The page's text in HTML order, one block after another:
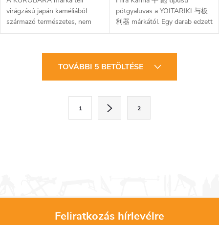
virágzású japán kaméliából
származó természetes, nem
kiszáradó olaja szénacél
és kések védelmére tervezve,
amelyek egyébként...
pótgyaluvas a YOITARIKI 与板
利器 márkától. Egy darab edzett
kemény szénacél gyaluvas 42
á
TOVÁBBI 5 BETÖLTÉSE
1 2
Feliratkozás hírlevélre